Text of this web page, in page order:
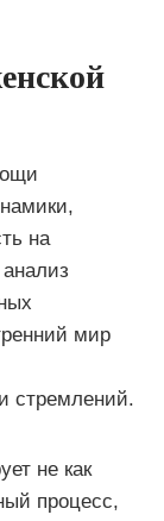
на
мир
стремлений.
не как
процесс,